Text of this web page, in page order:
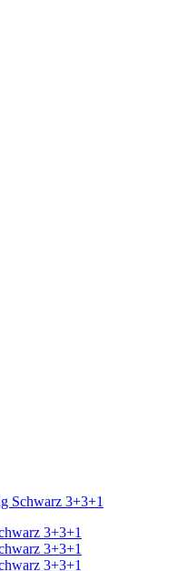
Schwarz 3+3+1